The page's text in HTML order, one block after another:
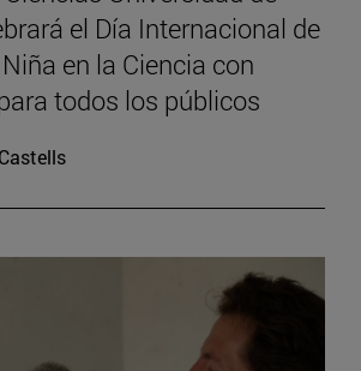
el Día Internacional de
en la Ciencia con
todos los públicos